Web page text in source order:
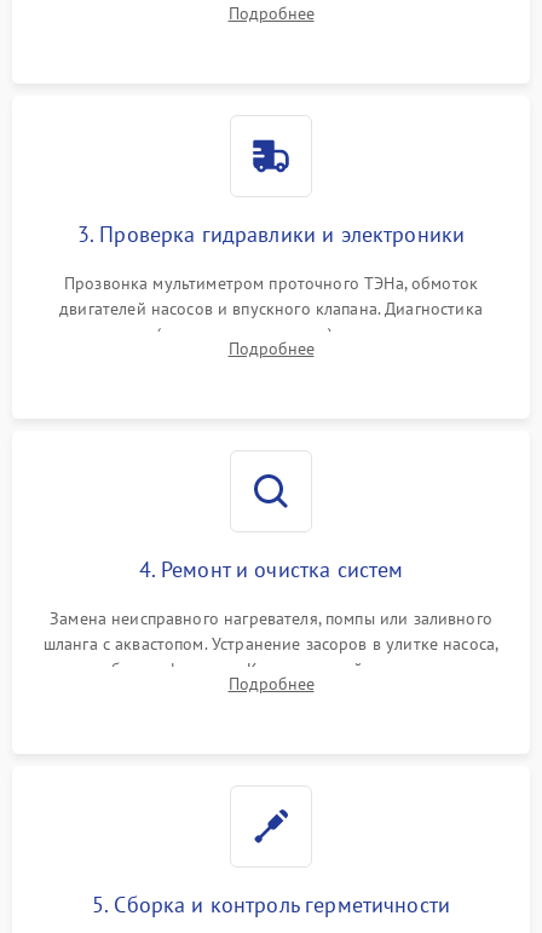
циркуляционному насосу, ТЭНу и сливной помпе.
Подробнее
3. Проверка гидравлики и электроники
Прозвонка мультиметром проточного ТЭНа, обмоток
двигателей насосов и впускного клапана. Диагностика
прессостата (датчика уровня воды), датчика мутности,
концевика дверцы и электронного модуля управления.
Подробнее
4. Ремонт и очистка систем
Замена неисправного нагревателя, помпы или заливного
шланга с аквастопом. Устранение засоров в улитке насоса,
патрубках и фильтрах. Компонентный ремонт платы
управления, восстановление поврежденной проводки.
Подробнее
5. Сборка и контроль герметичности